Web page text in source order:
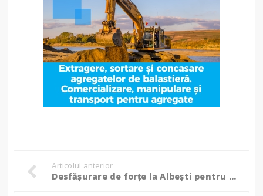
Articolul anterior
Desfășurare de forțe la Albești pentru găsirea ucigașului Mariei, fetița de 8 ani. Cine este principalul suspect! (Foto, Video)